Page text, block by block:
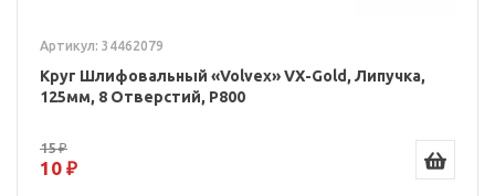
Артикул: 34462079
Круг Шлифовальный «Volvex» VX-Gold, Липучка,
125мм, 8 Отверстий, P800
15 ₽
10 ₽